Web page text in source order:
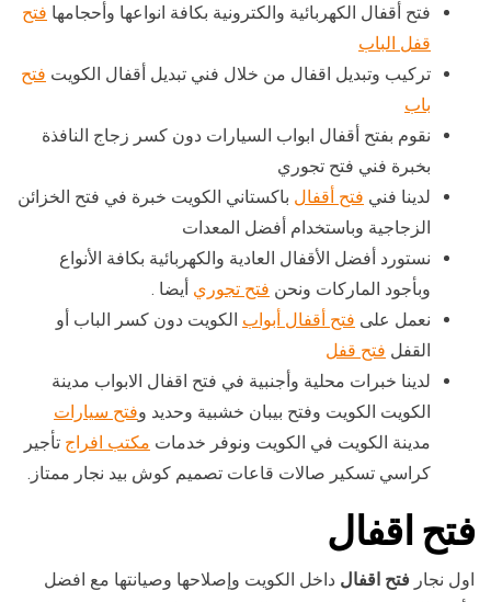
فتح أقفال الكهربائية والكترونية بكافة انواعها وأحجامها فتح
قفل الباب
تركيب وتبديل اقفال من خلال فني تبديل أقفال الكويت فتح
باب
نقوم بفتح أقفال ابواب السيارات دون كسر زجاج النافذة
بخبرة فني فتح تجوري
لدينا فني فتح أقفال باكستاني الكويت خبرة في فتح الخزائن
الزجاجية وباستخدام أفضل المعدات
نستورد أفضل الأقفال العادية والكهربائية بكافة الأنواع
وبأجود الماركات ونحن فتح تجوري أيضا .
نعمل على فتح أقفال أبواب الكويت دون كسر الباب أو
القفل فتح قفل
لدينا خبرات محلية وأجنبية في فتح اقفال الابواب مدينة
الكويت الكويت وفتح بيبان خشبية وحديد وفتح سيارات
مدينة الكويت في الكويت ونوفر خدمات مكتب افراج تأجير
كراسي تسكير صالات قاعات تصميم كوش بيد نجار ممتاز.
فتح اقفال
اول نجار فتح اقفال داخل الكويت وإصلاحها وصيانتها مع افضل